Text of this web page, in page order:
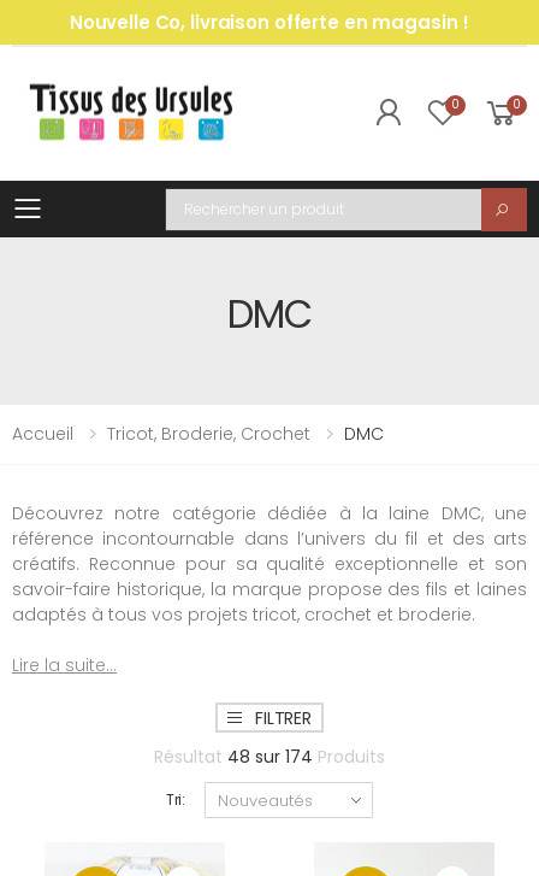
Nouvelle Co, livraison offerte en magasin !
0 0
Toggle mobile menu
Recherche
DMC
Accueil Tricot, Broderie, Crochet DMC
Découvrez notre catégorie dédiée à la laine DMC, une
référence incontournable dans l’univers du fil et des arts
créatifs. Reconnue pour sa qualité exceptionnelle et son
savoir-faire historique, la marque propose des fils et laines
adaptés à tous vos projets tricot, crochet et broderie.
Lire la suite...
FILTRER
Résultat 48 sur 174 Produits
Tri: